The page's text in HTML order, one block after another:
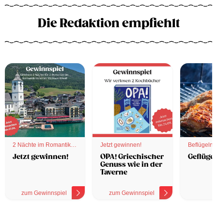
Die Redaktion empfiehlt
2 Nächte im Romantik
Hotel
Jetzt gewinnen!
zum Gewinnspiel
Jetzt gewinnen!
OPA! Griechischer
Genuss wie in der
Taverne
zum Gewinnspiel